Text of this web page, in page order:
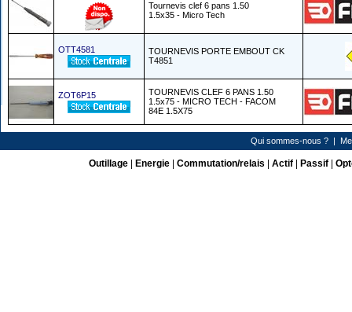
Tournevis clef 6 pans 1.50
1.5x35 - Micro Tech
OTT4581
TOURNEVIS PORTE EMBOUT CK
T4851
ZOT6P15
TOURNEVIS CLEF 6 PANS 1.50
1.5x75 - MICRO TECH - FACOM
84E 1.5X75
Qui sommes-nous ? |
Outillage| Energie| Commutation/relais Actif| Passif|